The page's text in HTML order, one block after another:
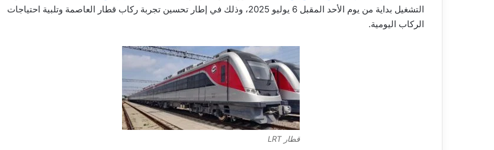
التشغيل بداية من يوم الأحد المقبل 6 يوليو 2025، وذلك في إطار تحسين تجربة ركاب قطار العاصمة وتلبية احتياجات
الركاب اليومية.
قطار LRT